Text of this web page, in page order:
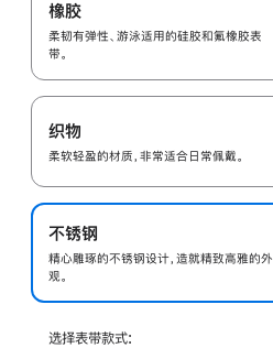
橡胶
柔韧有弹性、游泳适用的硅胶和氟橡胶表
带。
织物
柔软轻盈的材质，非常适合日常佩戴。
不锈钢
精心雕琢的不锈钢设计，造就精致高雅的外
观。
选择表带款式: